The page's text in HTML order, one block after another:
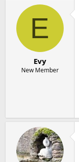
s
e
l
l
t
a
m
E
Evy
New Member